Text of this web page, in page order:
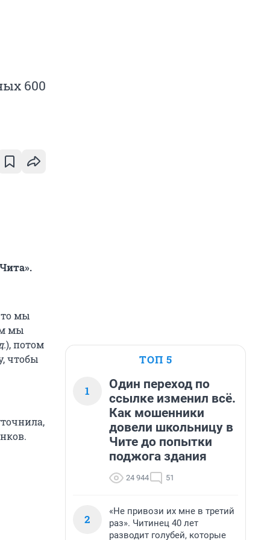
600
мы
мы
), потом
чтобы
ТОП 5
1
Один переход по
ссылке изменил всё.
Как мошенники
довели школьницу в
Чите до попытки
поджога здания
24 944 51
2
«Не привози их мне в третий
раз». Читинец 40 лет
разводит голубей, которые